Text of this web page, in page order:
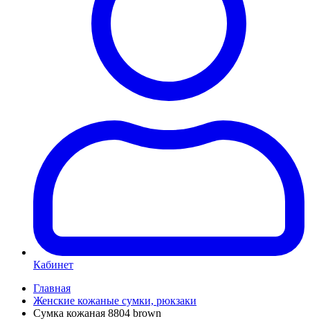
Кабинет
Главная
Женские кожаные сумки, рюкзаки
Сумка кожаная 8804 brown